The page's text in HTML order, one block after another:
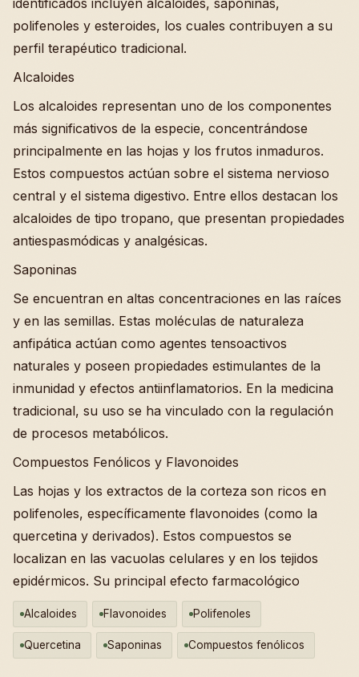
identificados incluyen alcaloides, saponinas,
polifenoles y esteroides, los cuales contribuyen a su
perfil terapéutico tradicional.
Alcaloides
Los alcaloides representan uno de los componentes
más significativos de la especie, concentrándose
principalmente en las hojas y los frutos inmaduros.
Estos compuestos actúan sobre el sistema nervioso
central y el sistema digestivo. Entre ellos destacan los
alcaloides de tipo tropano, que presentan propiedades
antiespasmódicas y analgésicas.
Saponinas
Se encuentran en altas concentraciones en las raíces
y en las semillas. Estas moléculas de naturaleza
anfipática actúan como agentes tensoactivos
naturales y poseen propiedades estimulantes de la
inmunidad y efectos antiinflamatorios. En la medicina
tradicional, su uso se ha vinculado con la regulación
de procesos metabólicos.
Compuestos Fenólicos y Flavonoides
Las hojas y los extractos de la corteza son ricos en
polifenoles, específicamente flavonoides (como la
quercetina y derivados). Estos compuestos se
localizan en las vacuolas celulares y en los tejidos
epidérmicos. Su principal efecto farmacológico
Alcaloides Flavonoides Polifenoles
Quercetina Saponinas Compuestos fenólicos